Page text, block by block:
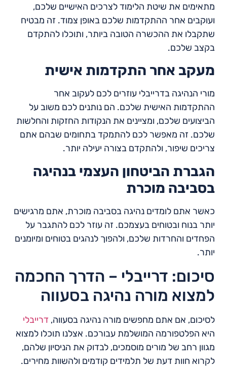
מתאימים את שיטת הלימוד לצרכים האישיים שלכם,
ועוקבים אחר ההתקדמות שלכם באופן צמוד. זה מבטיח
שתקבלו את ההכשרה הטובה ביותר, ותוכלו להתקדם
בקצב שלכם.
מעקב אחר התקדמות אישית
מורי הנהיגה בדרייבלי עוזרים לכם לעקוב אחר
ההתקדמות האישית שלכם. הם נותנים לכם משוב על
הביצועים שלכם, ומציינים את הנקודות החזקות והחלשות
שלכם. זה מאפשר לכם להתמקד בתחומים שבהם אתם
צריכים שיפור, ולהתקדם בצורה יעילה יותר.
הגברת הביטחון העצמי בנהיגה
בסביבה מוכרת
כאשר אתם לומדים נהיגה בסביבה מוכרת, אתם מרגישים
יותר בנוח ובטוחים בעצמכם. זה עוזר לכם להתגבר על
הפחדים והחרדות שלכם, ולהפוך לנהגים בטוחים ומיומנים
יותר.
סיכום: דרייבלי – הדרך החכמה
למצוא מורה נהיגה בסעווה
לסיכום, אם אתם מחפשים מורה נהיגה בסעווה, דרייבלי
היא הפלטפורמה המושלמת עבורכם. אצלנו תוכלו למצוא
מגוון רחב של מורים מוסמכים, לבדוק את הניסיון שלהם,
לקרוא חוות דעת של תלמידים קודמים ולהשוות מחירים.